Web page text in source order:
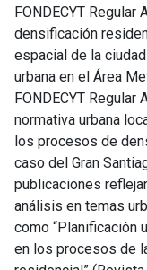
FONDECYT Regular
densificación
espacial de la
urbana en el Área
FONDECYT
normativa urbana
los procesos de
caso del Gran
publicaciones
análisis en temas
como “Planificación
en los procesos de